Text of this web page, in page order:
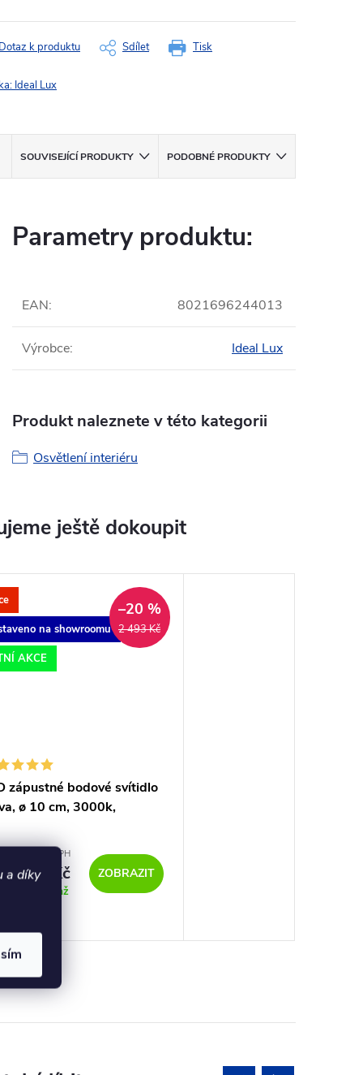
a díky
Tisk
Dotaz k produktu Sdílet
Ideal Lux
SOUVISEJÍCÍ PRODUKTY PODOBNÉ PRODUKTY
Parametry produktu:
EAN: 8021696244013
Výrobce: Ideal Lux
Produkt naleznete v této kategorii
Osvětlení interiéru
ještě dokoupit
na showroomu
AKCE
2 493 Kč
–20 %
zápustné bodové svítidlo
ø 10 cm, 3000k,
Kč bez DPH
Kč
14 až
ZOBRAZIT